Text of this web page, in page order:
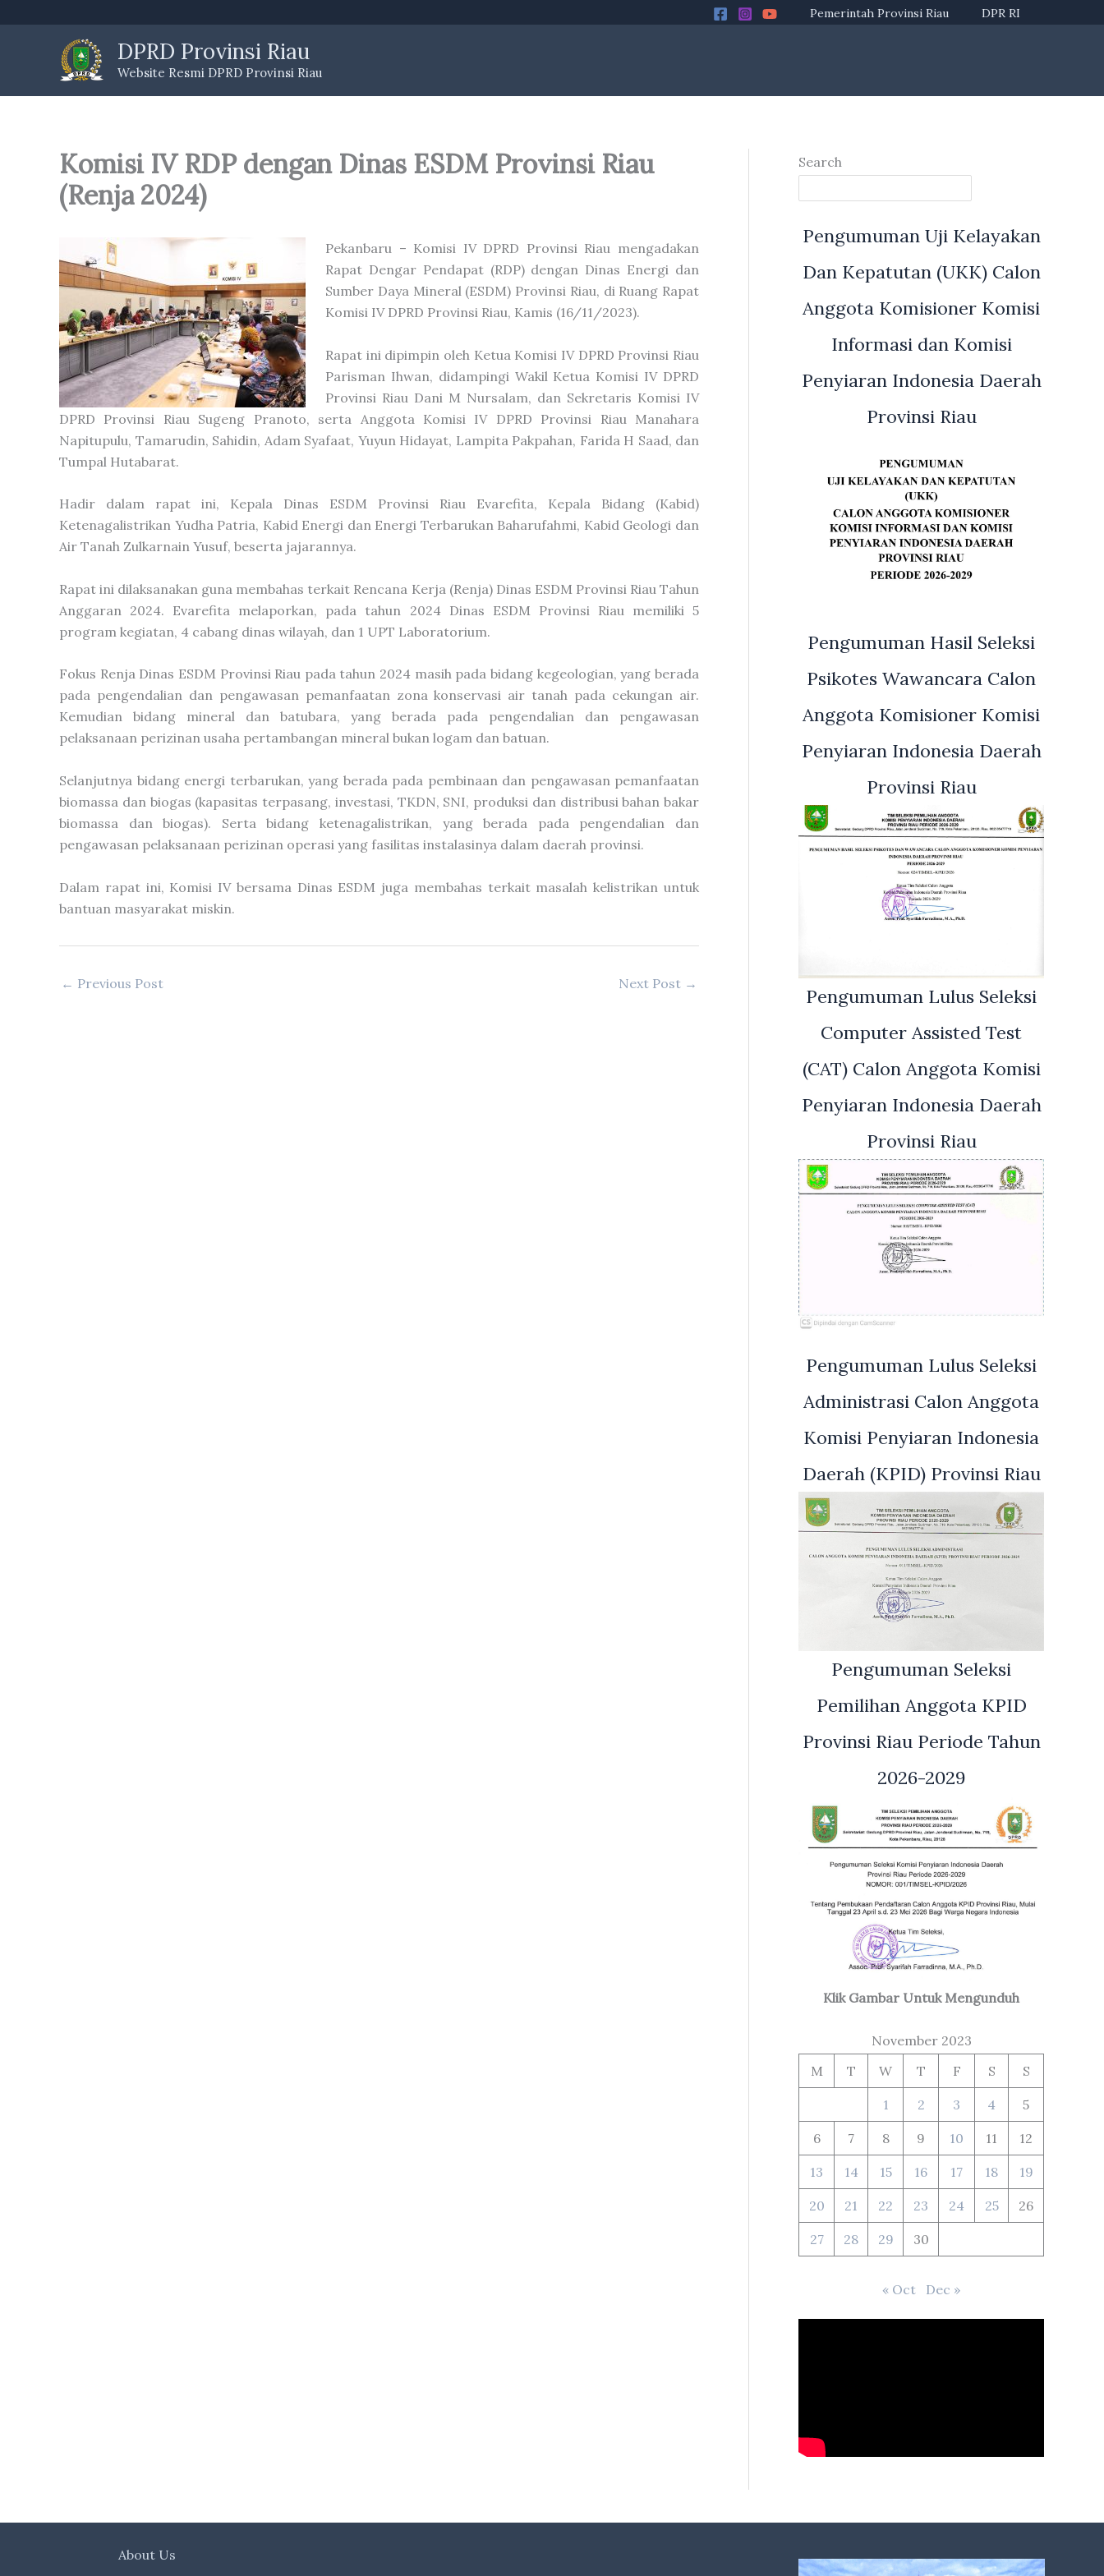
Pemerintah Provinsi Riau DPR RI
DPRD Provinsi Riau
Website Resmi DPRD Provinsi Riau
Komisi IV RDP dengan Dinas ESDM Provinsi Riau
(Renja 2024)
Pekanbaru – Komisi IV DPRD Provinsi Riau mengadakan
Rapat Dengar Pendapat (RDP) dengan Dinas Energi dan
Sumber Daya Mineral (ESDM) Provinsi Riau, di Ruang Rapat
Komisi IV DPRD Provinsi Riau, Kamis (16/11/2023).
Rapat ini dipimpin oleh Ketua Komisi IV DPRD Provinsi Riau
Parisman Ihwan, didampingi Wakil Ketua Komisi IV DPRD
Provinsi Riau Dani M Nursalam, dan Sekretaris Komisi IV
DPRD Provinsi Riau Sugeng Pranoto, serta Anggota Komisi IV DPRD Provinsi Riau Manahara
Napitupulu, Tamarudin, Sahidin, Adam Syafaat, Yuyun Hidayat, Lampita Pakpahan, Farida H Saad, dan
Tumpal Hutabarat.
Hadir dalam rapat ini, Kepala Dinas ESDM Provinsi Riau Evarefita, Kepala Bidang (Kabid)
Ketenagalistrikan Yudha Patria, Kabid Energi dan Energi Terbarukan Baharufahmi, Kabid Geologi dan
Air Tanah Zulkarnain Yusuf, beserta jajarannya.
Rapat ini dilaksanakan guna membahas terkait Rencana Kerja (Renja) Dinas ESDM Provinsi Riau Tahun
Anggaran 2024. Evarefita melaporkan, pada tahun 2024 Dinas ESDM Provinsi Riau memiliki 5
program kegiatan, 4 cabang dinas wilayah, dan 1 UPT Laboratorium.
Fokus Renja Dinas ESDM Provinsi Riau pada tahun 2024 masih pada bidang kegeologian, yang berada
pada pengendalian dan pengawasan pemanfaatan zona konservasi air tanah pada cekungan air.
Kemudian bidang mineral dan batubara, yang berada pada pengendalian dan pengawasan
pelaksanaan perizinan usaha pertambangan mineral bukan logam dan batuan.
Selanjutnya bidang energi terbarukan, yang berada pada pembinaan dan pengawasan pemanfaatan
biomassa dan biogas (kapasitas terpasang, investasi, TKDN, SNI, produksi dan distribusi bahan bakar
biomassa dan biogas). Serta bidang ketenagalistrikan, yang berada pada pengendalian dan
pengawasan pelaksanaan perizinan operasi yang fasilitas instalasinya dalam daerah provinsi.
Dalam rapat ini, Komisi IV bersama Dinas ESDM juga membahas terkait masalah kelistrikan untuk
bantuan masyarakat miskin.
← Previous Post Next Post →
Search
Pengumuman Uji Kelayakan
Dan Kepatutan (UKK) Calon
Anggota Komisioner Komisi
Informasi dan Komisi
Penyiaran Indonesia Daerah
Provinsi Riau
Pengumuman Hasil Seleksi
Psikotes Wawancara Calon
Anggota Komisioner Komisi
Penyiaran Indonesia Daerah
Provinsi Riau
Pengumuman Lulus Seleksi
Computer Assisted Test
(CAT) Calon Anggota Komisi
Penyiaran Indonesia Daerah
Provinsi Riau
Pengumuman Lulus Seleksi
Administrasi Calon Anggota
Komisi Penyiaran Indonesia
Daerah (KPID) Provinsi Riau
Pengumuman Seleksi
Pemilihan Anggota KPID
Provinsi Riau Periode Tahun
2026-2029
Klik Gambar Untuk Mengunduh
November 2023
M
T W T F S S
1 2 3 4 5
6 7 8 9 10 11 12
13 14 15 16 17 18 19
20 21 22 23 24 25 26
27 28 29 30
« Oct Dec »
About Us